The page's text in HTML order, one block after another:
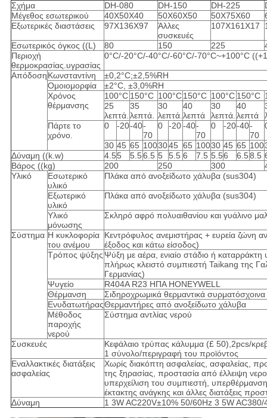
Σχήμα DH-080 DH-150 DH-225
Μέγεθος εσωτερικού
40X50X40 50X60X50 50X75X60
Εξωτερικές διαστάσεις
97X136X97
Άλλες
συσκευές
107X161X17
Εσωτερικός όγκος ((L) 80 150 225
Περιοχή
θερμοκρασίας.υγρασίας
0°C/-20°C/-40°C/-60°C/-70°C~+100°C
ΑπόδοσηΚωνσταντίνη
±0,2°C;±2,5%RH
Ομοιομορφία
±2°C, ±3,0%RH
Χρόνος
θέρμανσης
100°C 150°C 100°C150°C 100°C 150°C
25
λεπτά.
35
λεπτά.
30
λεπτά.
40
λεπτά
30
λεπτά.
40
λεπτά
Πάρτε το
χρόνο.
0 -20-40-
70
0 -20-40-
70
0 -20-40-
70
30 45 65 1003045 65 10030 45 65 100
Δύναμη ((k.w)
4.55 5.56.5 5 5.5 6 7.5 5.56 6.58.5
Βάρος ((kg)
200 250 300
Υλικό
Εσωτερικό
υλικό
Πλάκα από ανοξείδωτο χάλυβα (sus304)
Εξωτερικό
υλικό
Πλάκα από ανοξείδωτο χάλυβα (sus304)
Υλικό
μόνωσης
Σκληρό αφρό πολυαιθανίου και γυάλινο
Σύστημα Η κυκλοφορία
του ανέμου
Κεντρόφυλος ανεμιστήρας + ευρεία ζώνη
έξοδος και κάτω είσοδος)
Τρόπος ψύξης Ψύξη με αέρα, ενιαίο στάδιο ή
πλήρως κλειστό συμπιεστή Taikang της
Γερμανίας)
Ψυγείο
R404A R23 ΗΠΑ HONEYWELL
Θέρμανση
Σιδηροχρωμικά θερμαντικά συρματόσχοινα
ΕνυδατωτήραςΘερμαντήρες από ανοξείδωτο χάλυβα
Μέθοδος
παροχής
νερού
Σύστημα αντλίας νερού
Συσκευές
Κεφάλαιο τρύπας κάλυμμα (£ 50),2pcs/
1 σύνολο/περιγραφή του προϊόντος
Εναλλακτικές διατάξεις
ασφαλείας
Χωρίς διακόπτη ασφαλείας, ασφαλείας,
της ξηρασίας, προστασία από έλλειψη
υπερχείλιση του συμπιεστή,
έκτακτης ανάγκης και άλλες διατάξεις
Δύναμη
1 3W AC220V±10% 50/60Hz 3 5W